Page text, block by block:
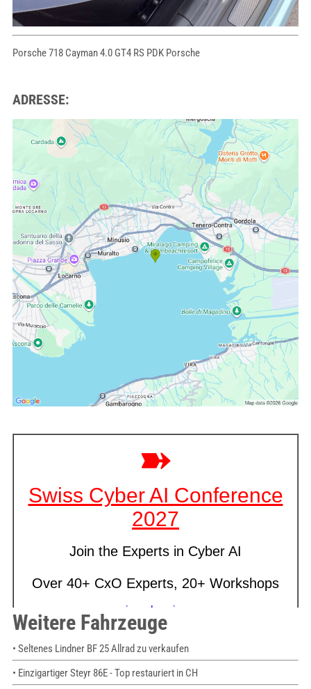
Porsche 718 Cayman 4.0 GT4 RS PDK Porsche
ADRESSE:
Weitere Fahrzeuge
• Seltenes Lindner BF 25 Allrad zu verkaufen
• Einzigartiger Steyr 86E - Top restauriert in CH